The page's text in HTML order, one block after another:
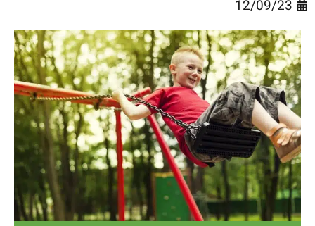
12/09/23